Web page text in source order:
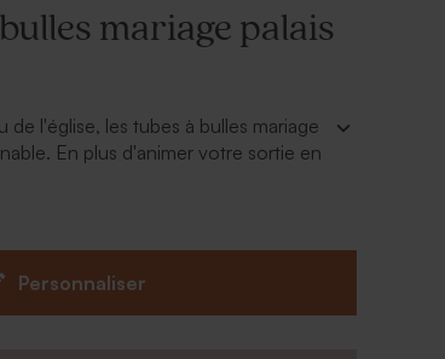
mariage palais
de l'église, les tubes à bulles mariage
En plus d'animer votre sortie en
bohème. En effet, grâce à sa
séparément du sticker.
Personnaliser